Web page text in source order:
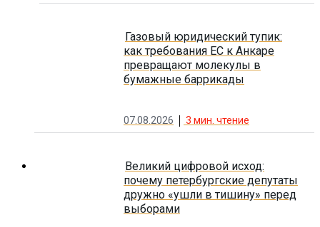
Газовый юридический тупик:
как требования ЕС к Анкаре
превращают молекулы в
бумажные баррикады
07.08.2026 3 мин. чтение
Великий цифровой исход:
почему петербургские депутаты
дружно «ушли в тишину» перед
выборами